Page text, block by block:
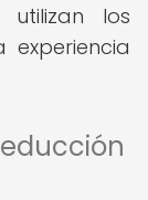
los
experiencia